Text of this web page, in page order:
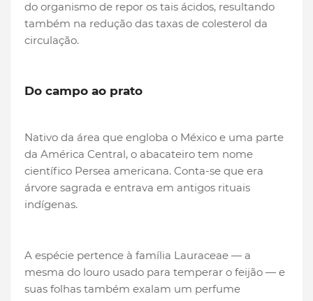
do organismo de repor os tais ácidos, resultando
também na redução das taxas de colesterol da
circulação.
Do campo ao prato
Nativo da área que engloba o México e uma parte
da América Central, o abacateiro tem nome
científico Persea americana. Conta-se que era
árvore sagrada e entrava em antigos rituais
indígenas.
A espécie pertence à família Lauraceae — a
mesma do louro usado para temperar o feijão — e
suas folhas também exalam um perfume